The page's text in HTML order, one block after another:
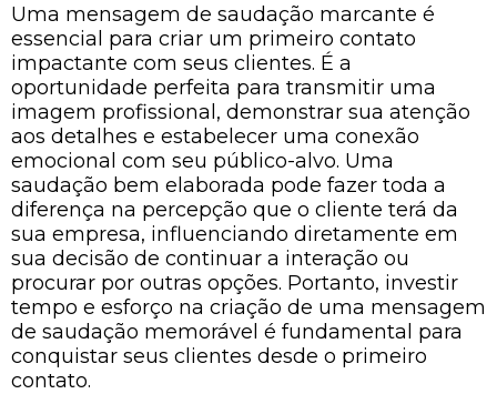
Uma mensagem de saudação marcante é
essencial para criar um primeiro contato
impactante com seus clientes. É a
oportunidade perfeita para transmitir uma
imagem profissional, demonstrar sua atenção
aos detalhes e estabelecer uma conexão
emocional com seu público-alvo. Uma
saudação bem elaborada pode fazer toda a
diferença na percepção que o cliente terá da
sua empresa, influenciando diretamente em
sua decisão de continuar a interação ou
procurar por outras opções. Portanto, investir
tempo e esforço na criação de uma mensagem
de saudação memorável é fundamental para
conquistar seus clientes desde o primeiro
contato.